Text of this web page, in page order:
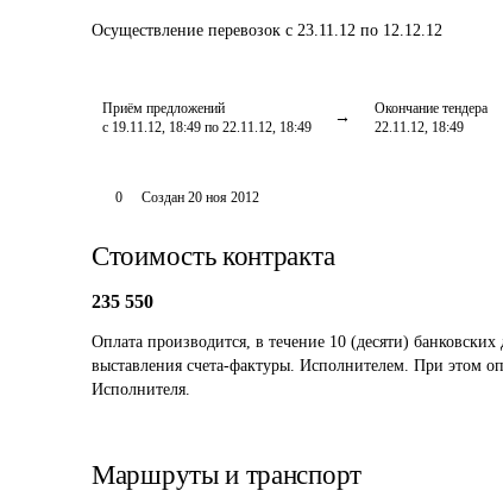
Осуществление перевозок с 23.11.12 по 12.12.12
Приём предложений
с 19.11.12, 18:49 по 22.11.12, 18:49
Окончание тендера
22.11.12, 18:49
0 Создан 20 ноя 2012
Стоимость контракта
235 550
Оплата производится, в течение 10 (десяти)
выставления счета-фактуры. Исполнителем. При этом
Исполнителя.
Маршруты и транспорт